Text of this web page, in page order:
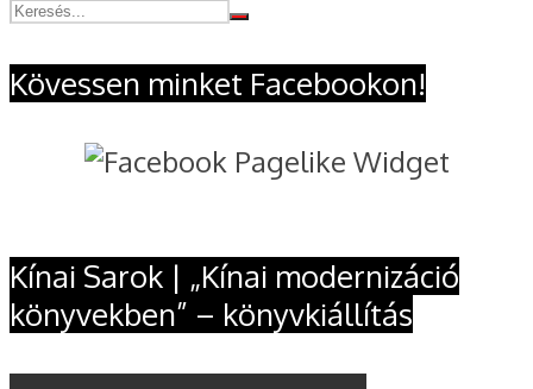
Kövessen minket Facebookon!
Kínai Sarok | „Kínai modernizáció
könyvekben” – könyvkiállítás